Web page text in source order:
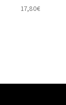
17,80€